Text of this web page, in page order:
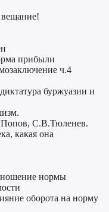
вещание!
прибыли
ч.4
буржуазии и
С.В.Тюленев.
какая она
нормы
оборота на норму